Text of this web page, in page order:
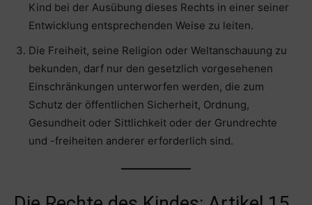
Kind bei der Ausübung dieses Rechts in einer seiner
Entwicklung entsprechenden Weise zu leiten.
Die Freiheit, seine Religion oder Weltanschauung zu
bekunden, darf nur den gesetzlich vorgesehenen
Einschränkungen unterworfen werden, die zum
Schutz der öffentlichen Sicherheit, Ordnung,
Gesundheit oder Sittlichkeit oder der Grundrechte
und -freiheiten anderer erforderlich sind.